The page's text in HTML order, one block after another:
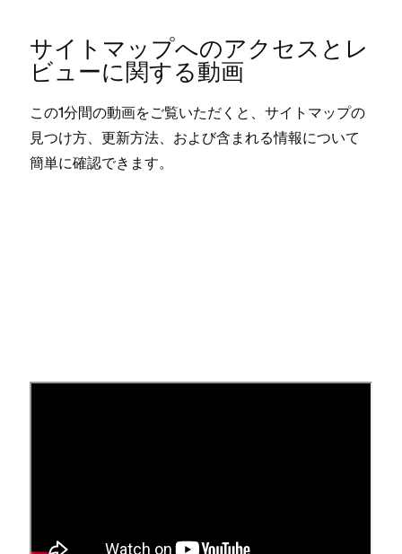
サイトマ⁠ップへのアクセスとレ
ビ⁠ュ⁠ーに関する動画
この1分間の動画をご覧いただくと⁠、サイトマ⁠ップの
見つけ方⁠、更新方法⁠、および含まれる情報について
簡単に確認できます⁠。
るようにしてください⁠。